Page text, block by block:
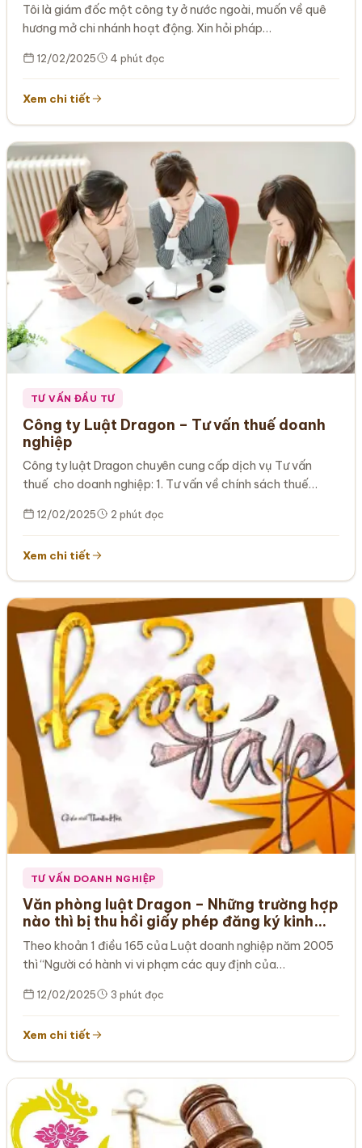
Tôi là giám đốc một công ty ở nước ngoài, muốn về quê
hương mở chi nhánh hoạt động. Xin hỏi pháp…
12/02/2025 4 phút đọc
Xem chi tiết
TƯ VẤN ĐẦU TƯ
Công ty Luật Dragon – Tư vấn thuế doanh
nghiệp
Công ty luật Dragon chuyên cung cấp dịch vụ Tư vấn
thuế cho doanh nghiệp: 1. Tư vấn về chính sách thuế…
12/02/2025 2 phút đọc
Xem chi tiết
TƯ VẤN DOANH NGHIỆP
Văn phòng luật Dragon – Những trường hợp
nào thì bị thu hồi giấy phép đăng ký kinh
doanh?
Theo khoản 1 điều 165 của Luật doanh nghiệp năm 2005
thì “Người có hành vi vi phạm các quy định của…
12/02/2025 3 phút đọc
Xem chi tiết